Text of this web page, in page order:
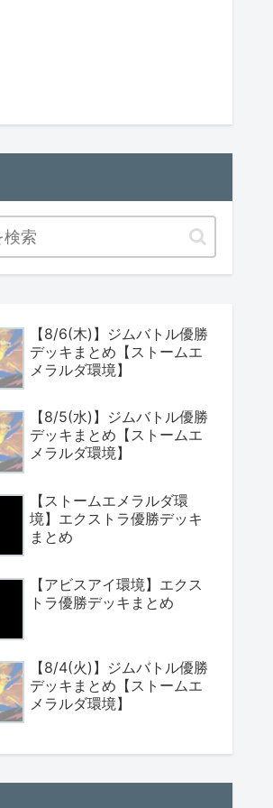
【8/6(木)】ジムバトル優勝
デッキまとめ【ストームエ
メラルダ環境】
【8/5(水)】ジムバトル優勝
デッキまとめ【ストームエ
メラルダ環境】
【ストームエメラルダ環
境】エクストラ優勝デッキ
まとめ
【アビスアイ環境】エクス
トラ優勝デッキまとめ
【8/4(火)】ジムバトル優勝
デッキまとめ【ストームエ
メラルダ環境】